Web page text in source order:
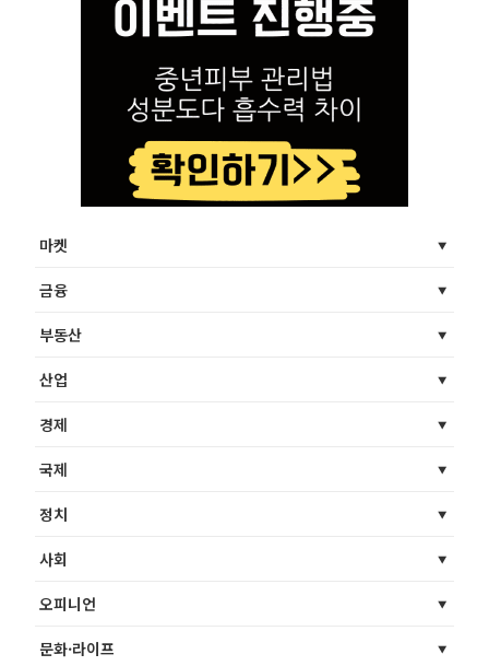
마켓
금융
부동산
산업
경제
국제
정치
사회
오피니언
문화·라이프